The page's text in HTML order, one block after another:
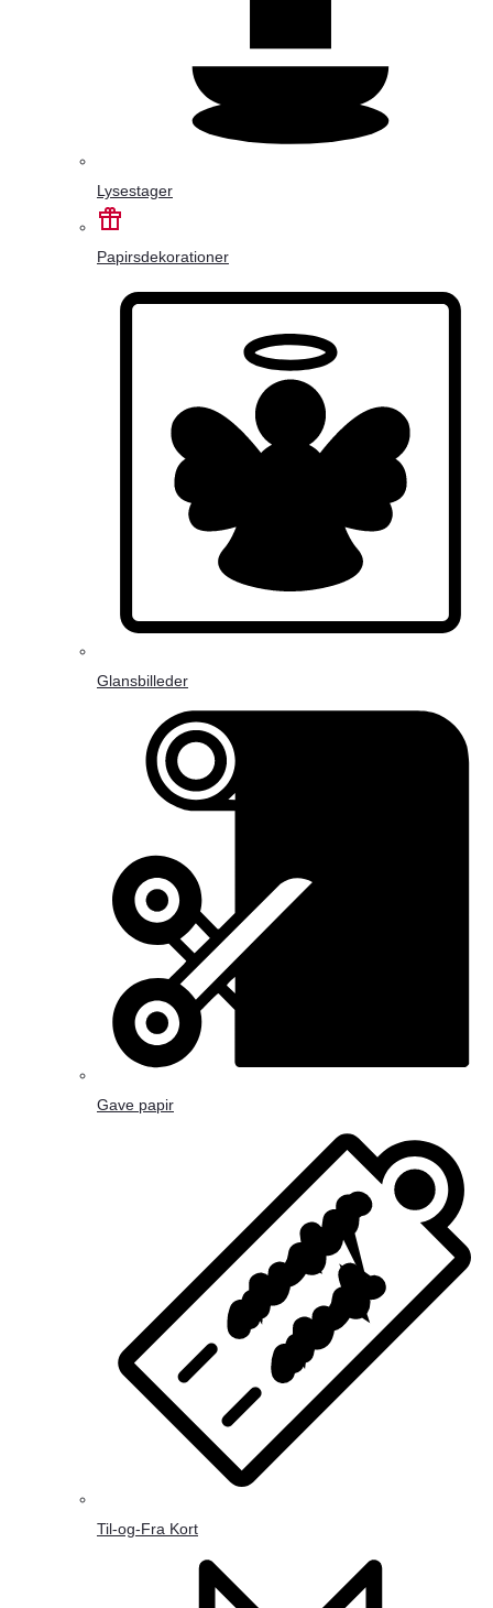
Lysestager
Papirsdekorationer
Glansbilleder
Gave papir
Til-og-Fra Kort